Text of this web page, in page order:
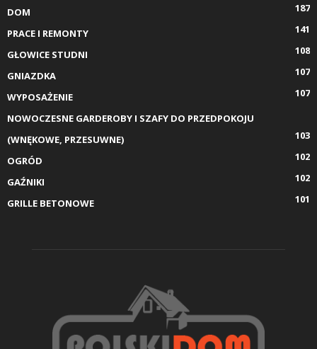
DOM
187
PRACE I REMONTY
141
GŁOWICE STUDNI
108
GNIAZDKA
107
WYPOSAŻENIE
107
NOWOCZESNE GARDEROBY I SZAFY DO PRZEDPOKOJU
(WNĘKOWE, PRZESUWNE)
103
OGRÓD
102
GAŹNIKI
102
GRILLE BETONOWE
101